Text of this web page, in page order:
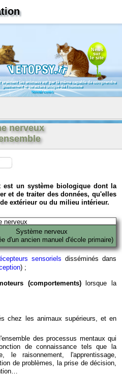
News
sur
le site
les animaux est par là même capable de comprendre
pleinement le caractère unique de l'homme
Konrad Lorenz
nerveux
est un système biologique dont la
et de traiter des données, qu'elles
extérieur ou du milieu intérieur.
Système nerveux
d'un ancien manuel d'école primaire)
sensoriels disséminés dans
) ;
(comportements)lorsque la
chez les animaux supérieurs, et en
des processus mentaux qui
de connaissance tels que la
le raisonnement, l'apprentissage,
de problèmes, la prise de décision,